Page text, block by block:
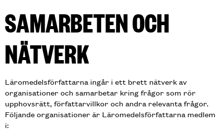
SAMARBETEN OCH
NÄTVERK
Läromedelsförfattarna ingår i ett brett nätverk av
organisationer och samarbetar kring frågor som rör
upphovsrätt, författarvillkor och andra relevanta frågor.
Följande organisationer är Läromedelsförfattarna medlem
i: